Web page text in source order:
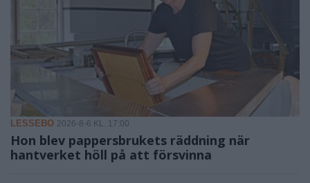
LESSEBO 2026-8-6 KL. 17:00
Hon blev pappersbrukets räddning när
hantverket höll på att försvinna